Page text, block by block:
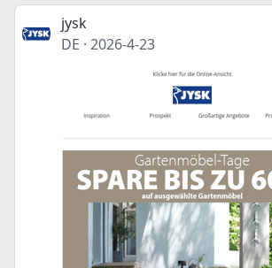
jysk
DE · 2026-4-23